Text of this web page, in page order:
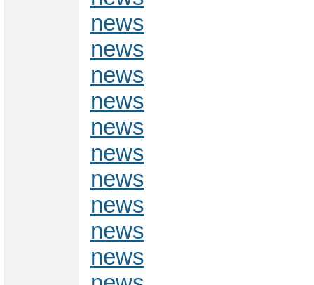
news
news
news
news
news
news
news
news
news
news